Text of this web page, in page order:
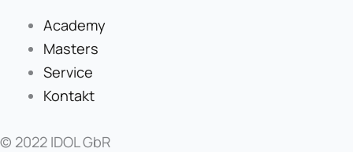
Academy
Masters
Service
Kontakt
© 2022 IDOL GbR